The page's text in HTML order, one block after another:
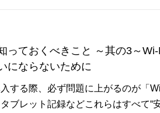
っておくべきこと ～其の3～Wi-
にならないために
する際、必ず問題に上がるのが「
ブレット記録などこれらはすべて“